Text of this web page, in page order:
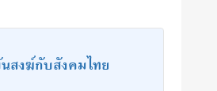
สงฆ์กับสังคมไทย